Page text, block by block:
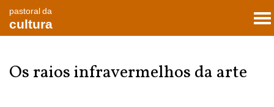
pastoral da
cultura
Os raios infravermelhos da arte